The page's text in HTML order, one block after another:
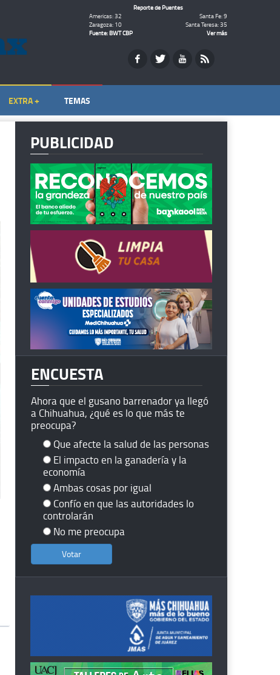
Reporte de Puentes
Americas: 32
Santa Fe: 9
Zaragoza: 10
Santa Teresa: 35
Fuente: BWT CBP
Ver más
EXTRA + TEMAS
PUBLICIDAD
ENCUESTA
Ahora que el gusano barrenador ya llegó
a Chihuahua, ¿qué es lo que más te
preocupa?
Que afecte la salud de las personas
El impacto en la ganadería y la
economía
Ambas cosas por igual
Confío en que las autoridades lo
controlarán
No me preocupa